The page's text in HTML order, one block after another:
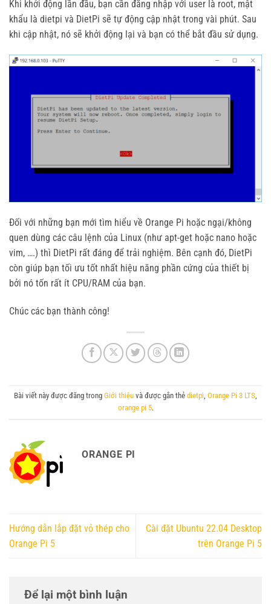
Khi khởi động lần đầu, bạn cần đăng nhập với user là root, mật
khẩu là dietpi và DietPi sẽ tự động cập nhật trong vài phút. Sau
khi cập nhật, nó sẽ khởi động lại và bạn có thể bắt đầu sử dụng.
Đối với những bạn mới tìm hiểu về Orange Pi hoặc ngại/không
quen dùng các câu lệnh của Linux (như apt-get hoặc nano hoặc
vim, ….) thì DietPi rất đáng để trải nghiệm. Bên cạnh đó, DietPi
còn giúp bạn tối ưu tốt nhất hiệu năng phần cứng của thiết bị
bởi nó tốn rất ít CPU/RAM của bạn.
Chúc các bạn thành công!
Bài viết này được đăng trong Giới thiệu và được gắn thẻ dietpi, Orange Pi 3 LTS,
orange pi 5.
ORANGE PI
Hướng dẫn lắp đặt vỏ thép cho
Orange Pi 5
Cài đặt Ubuntu 22.04 Desktop
trên Orange Pi 5
Để lại một bình luận